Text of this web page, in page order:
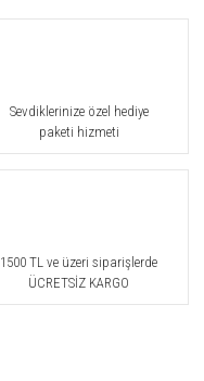
Sevdiklerinize özel hediye
paketi hizmeti
1500 TL ve üzeri siparişlerde
ÜCRETSİZ KARGO